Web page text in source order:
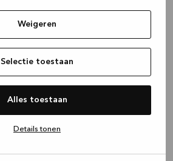
Weigeren
Selectie toestaan
Alles toestaan
Details tonen
(see the browser console for more
information).